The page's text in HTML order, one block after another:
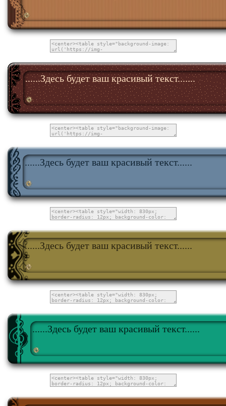
......Здесь будет ваш красивый текст.......
......Здесь будет ваш красивый текст......
......Здесь будет ваш красивый текст......
......Здесь будет ваш красивый текст......